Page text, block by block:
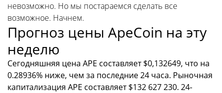
невозможно. Но мы постараемся сделать все
возможное. Начнем.
Прогноз цены ApeCoin на эту
неделю
Сегодняшняя цена APE составляет $0,132649, что на
0.28936% ниже, чем за последние 24 часа. Рыночная
капитализация APE составляет $132 627 230. 24-